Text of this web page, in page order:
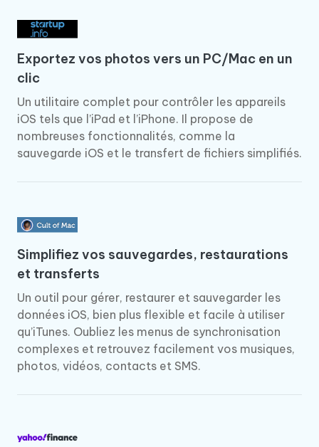
Exportez vos photos vers un PC/Mac en un
clic
Un utilitaire complet pour contrôler les appareils
iOS tels que l’iPad et l’iPhone. Il propose de
nombreuses fonctionnalités, comme la
sauvegarde iOS et le transfert de fichiers simplifiés.
Simplifiez vos sauvegardes, restaurations
et transferts
Un outil pour gérer, restaurer et sauvegarder les
données iOS, bien plus flexible et facile à utiliser
qu’iTunes. Oubliez les menus de synchronisation
complexes et retrouvez facilement vos musiques,
photos, vidéos, contacts et SMS.